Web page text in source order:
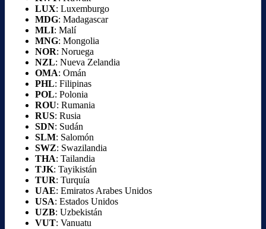
LUX: Luxemburgo
MDG: Madagascar
MLI: Malí
MNG: Mongolia
NOR: Noruega
NZL: Nueva Zelandia
OMA: Omán
PHL: Filipinas
POL: Polonia
ROU: Rumania
RUS: Rusia
SDN: Sudán
SLM: Salomón
SWZ: Swazilandia
THA: Tailandia
TJK: Tayikistán
TUR: Turquía
UAE: Emiratos Arabes Unidos
USA: Estados Unidos
UZB: Uzbekistán
VUT: Vanuatu